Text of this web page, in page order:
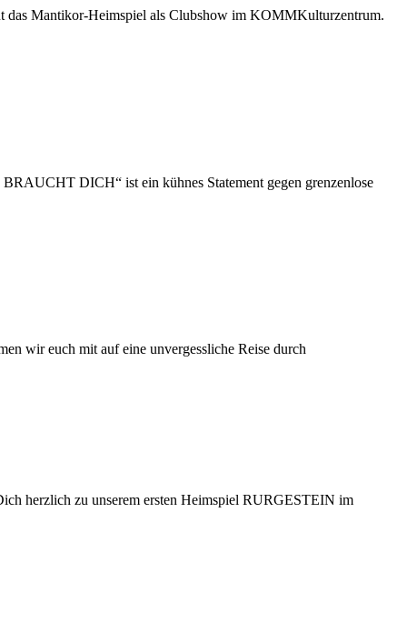
Mantikor-Heimspiel als Clubshow im KOMMKulturzentrum.
DICH“ ist ein kühnes Statement gegen grenzenlose
wir euch mit auf eine unvergessliche Reise durch
herzlich zu unserem ersten Heimspiel RURGESTEIN im